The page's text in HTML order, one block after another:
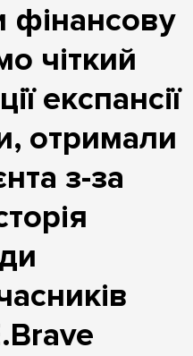
фінансову
чіткий
експансії
отримали
з-за